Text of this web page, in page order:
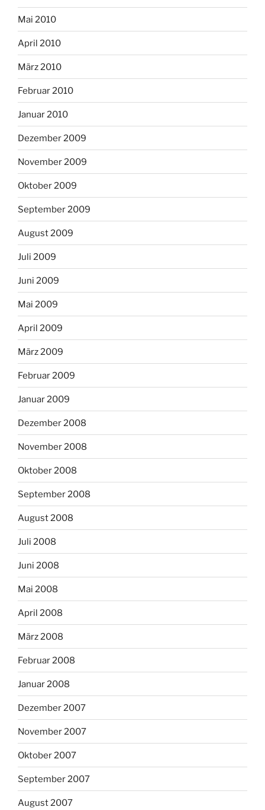
Mai 2010
April 2010
März 2010
Februar 2010
Januar 2010
Dezember 2009
November 2009
Oktober 2009
September 2009
August 2009
Juli 2009
Juni 2009
Mai 2009
April 2009
März 2009
Februar 2009
Januar 2009
Dezember 2008
November 2008
Oktober 2008
September 2008
August 2008
Juli 2008
Juni 2008
Mai 2008
April 2008
März 2008
Februar 2008
Januar 2008
Dezember 2007
November 2007
Oktober 2007
September 2007
August 2007